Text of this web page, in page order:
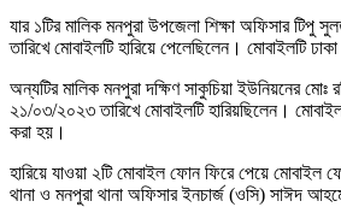
যার ১টির মালিক মনপুরা উপজেলা শিক্ষা অফিসার টিপু
তারিখে মোবাইলটি হারিয়ে পেলেছিলেন। মোবাইলটি
অন্যটির মালিক মনপুরা দক্ষিণ সাকুচিয়া ইউনিয়নের মোঃ
২১/০৩/২০২৩ তারিখে মোবাইলটি হারিয়ছিলেন।
করা হয়।
হারিয়ে যাওয়া ২টি মোবাইল ফোন ফিরে পেয়ে মোবাইল
থানা ও মনপুরা থানা অফিসার ইনচার্জ (ওসি) সাঈদ